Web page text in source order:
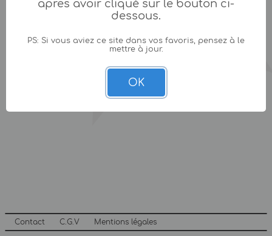
Contact C.G.V Mentions légales
après avoir cliqué sur le bouton ci-
dessous.
PS: Si vous aviez ce site dans vos favoris, pensez à le
mettre à jour.
OK